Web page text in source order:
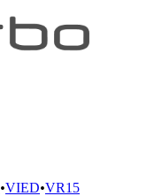
•VIED•VR15